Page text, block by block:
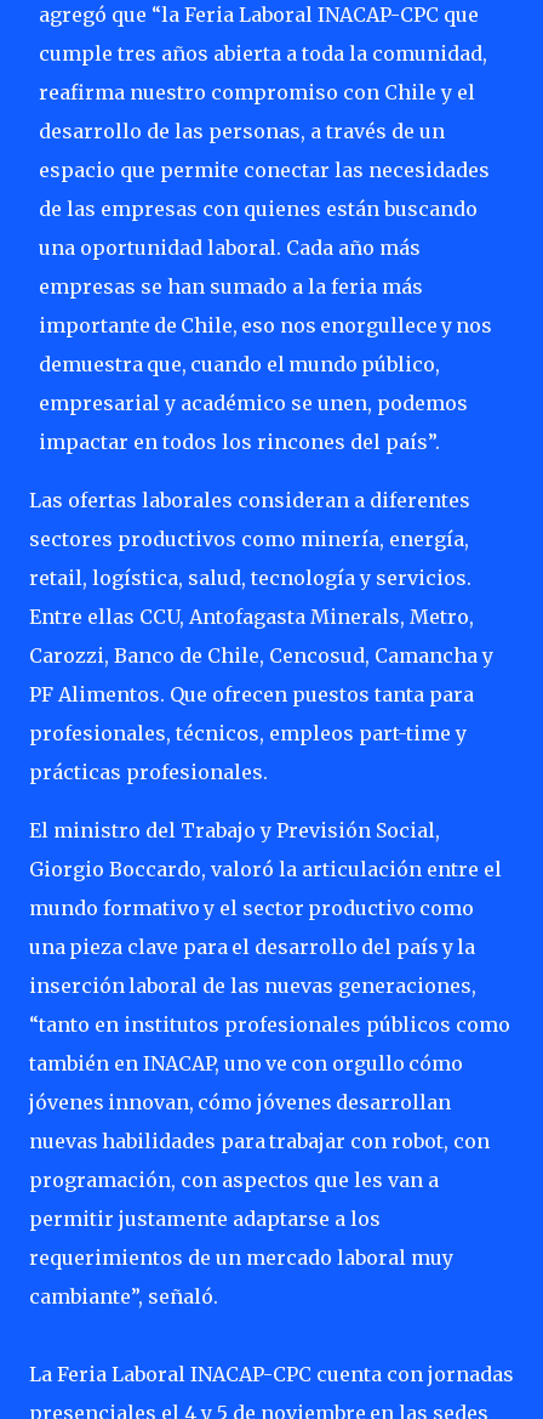
agregó que “la Feria Laboral INACAP-CPC que
cumple tres años abierta a toda la comunidad,
reafirma nuestro compromiso con Chile y el
desarrollo de las personas, a través de un
espacio que permite conectar las necesidades
de las empresas con quienes están buscando
una oportunidad laboral. Cada año más
empresas se han sumado a la feria más
importante de Chile, eso nos enorgullece y nos
demuestra que, cuando el mundo público,
empresarial y académico se unen, podemos
impactar en todos los rincones del país”.
Las ofertas laborales consideran a diferentes
sectores productivos como minería, energía,
retail, logística, salud, tecnología y servicios.
Entre ellas CCU, Antofagasta Minerals, Metro,
Carozzi, Banco de Chile, Cencosud, Camancha y
PF Alimentos. Que ofrecen puestos tanta para
profesionales, técnicos, empleos part-time y
prácticas profesionales.
El ministro del Trabajo y Previsión Social,
Giorgio Boccardo, valoró la articulación entre el
mundo formativo y el sector productivo como
una pieza clave para el desarrollo del paísyla
inserción laboral de las nuevas generaciones,
“tanto en institutos profesionales públicos como
también en INACAP, uno ve con orgullo cómo
jóvenes innovan, cómo jóvenes desarrollan
nuevas habilidades para trabajar con robot, con
programación, con aspectos que les van a
permitir justamente adaptarse a los
requerimientos de un mercado laboral muy
cambiante”, señaló.
La Feria Laboral INACAP-CPC cuenta con jornadas
presenciales el 4y 5 de noviembre en las sedes